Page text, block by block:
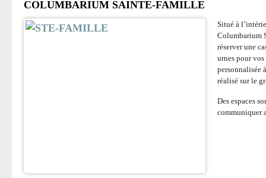
COLUMBARIUM SAINTE-FAMILLE
Situé à
Columbarium
réserver une
urnes pour
personnalisée
réalisé sur le
Des espaces
communiquer